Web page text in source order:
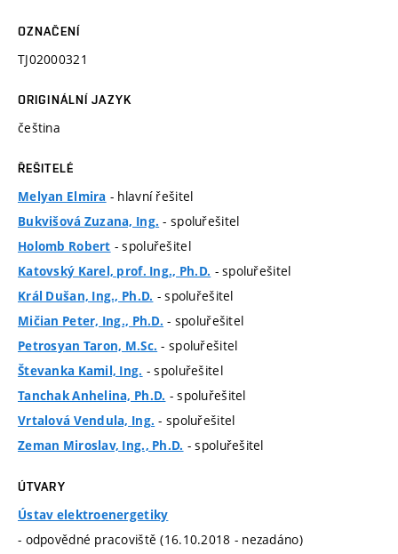
OZNAČENÍ
TJ02000321
ORIGINÁLNÍ JAZYK
čeština
ŘEŠITELÉ
Melyan Elmira - hlavní řešitel
Bukvišová Zuzana, Ing. - spoluřešitel
Holomb Robert - spoluřešitel
Katovský Karel, prof. Ing., Ph.D. - spoluřešitel
Král Dušan, Ing., Ph.D. - spoluřešitel
Mičian Peter, Ing., Ph.D. - spoluřešitel
Petrosyan Taron, M.Sc. - spoluřešitel
Števanka Kamil, Ing. - spoluřešitel
Tanchak Anhelina, Ph.D. - spoluřešitel
Vrtalová Vendula, Ing. - spoluřešitel
Zeman Miroslav, Ing., Ph.D. - spoluřešitel
ÚTVARY
Ústav elektroenergetiky
- odpovědné pracoviště (16.10.2018 - nezadáno)